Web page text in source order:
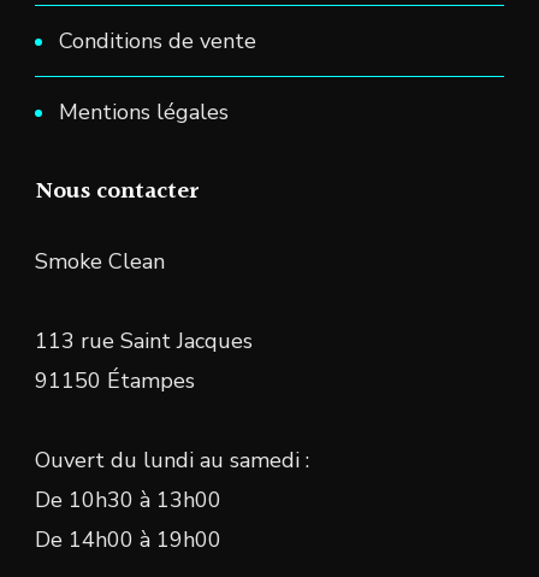
Conditions de vente
Mentions légales
Nous contacter
Smoke Clean
113 rue Saint Jacques
91150 Étampes
Ouvert du lundi au samedi :
De 10h30 à 13h00
De 14h00 à 19h00